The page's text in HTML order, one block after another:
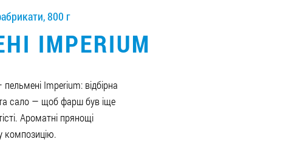
800 г
IMPERIUM
Іmperium: відбірна
сало — щоб фарш був іще
Ароматні прянощі
композицію.